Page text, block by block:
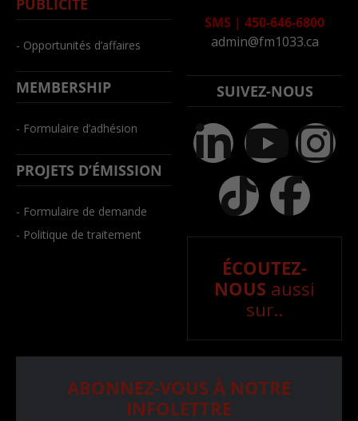
- Opportunités d’affaires
MEMBERSHIP
- Formulaire d’adhésion
PROJETS D’ÉMISSION
- Formulaire de demande
- Politique de traitement
SMS | 450-646-6800
admin@fm1033.ca
SUIVEZ-NOUS
ÉCOUTEZ-
NOUS aussi
sur..
ABONNEZ-VOUS À NOTRE
INFOLETTRE